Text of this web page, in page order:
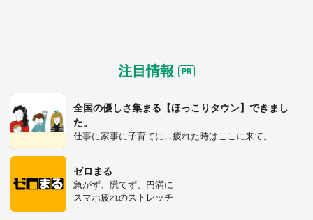
都道府選択
注目情報
全国の優しさ集まる【ほっこりタウン】できまし
た。
仕事に家事に子育てに...疲れた時はここに来て。
ゼロまる
急がず、慌てず、円満に
スマホ疲れのストレッチ